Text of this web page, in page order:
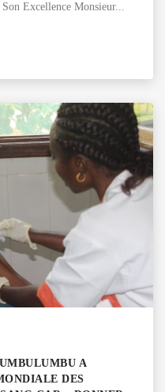
Excellence Monsieur...
A
DES